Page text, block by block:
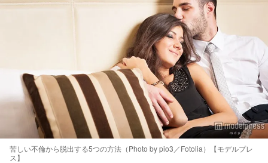
苦しい不倫から脱出する5つの方法（Photo by pio3／Fotolia）【モデルプレ
ス】